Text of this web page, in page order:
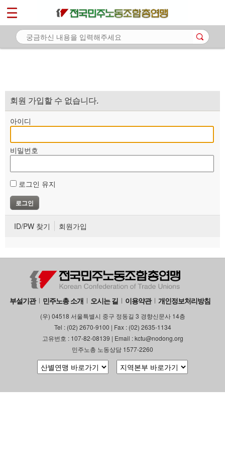
회원 가입할 수 없습니다.
아이디
비밀번호
로그인 유지
ID/PW 찾기 회원가입
부설기관 민주노총 소개 오시는 길 이용약관 개인정보처리방침
(우) 04518 서울특별시 중구 정동길 3 경향신문사 14층
Tel : (02) 2670-9100 | Fax : (02) 2635-1134
고유번호 : 107-82-08139 | Email : kctu@nodong.org
민주노총 노동상담 1577-2260
마이페이지
소개
자료
부설기관